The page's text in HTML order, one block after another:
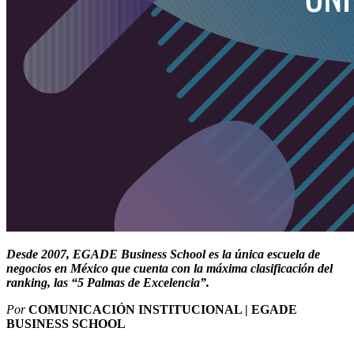
Desde 2007, EGADE Business School es la única escuela de
negocios en México que cuenta con la máxima clasificación del
ranking, las “5 Palmas de Excelencia”.
PorCOMUNICACIÓN INSTITUCIONAL | EGADE
BUSINESS SCHOOL